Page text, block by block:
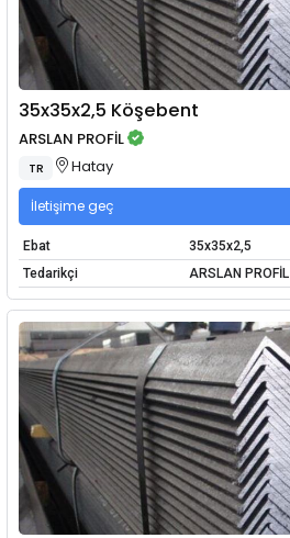
35x35x2,5 Köşebent
ARSLAN PROFİL
TR Hatay
İletişime geç
Ebat
35x35x2,5
Tedarikçi
ARSLAN PROFİL